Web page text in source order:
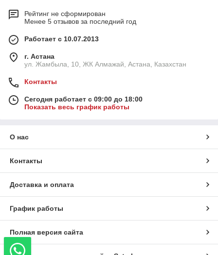
Рейтинг не сформирован
Менее 5 отзывов за последний год
Работает с 10.07.2013
г. Астана
ул. Жамбыла, 10, ЖК Алмажай, Астана, Казахстан
Контакты
Сегодня работает с 09:00 до 18:00
Показать весь график работы
О нас
Контакты
Доставка и оплата
График работы
Полная версия сайта